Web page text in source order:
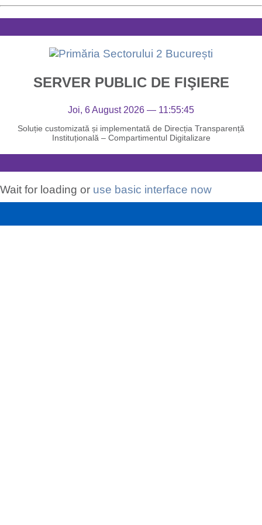
SERVER PUBLIC DE FIŞIERE
Joi, 6 August 2026 — 11:55:45
Soluție customizată și implementată de Direcția Transparență
Instituțională – Compartimentul Digitalizare
Wait for loading or use basic interface now